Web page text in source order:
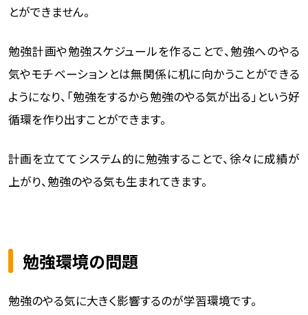
とができません。
勉強計画や勉強スケジュールを作ることで、勉強へのやる
気やモチベーションとは無関係に机に向かうことができる
ようになり、「勉強をするから勉強のやる気が出る」という好
循環を作り出すことができます。
計画を立ててシステム的に勉強することで、徐々に成績が
上がり、勉強のやる気も生まれてきます。
勉強環境の問題
勉強のやる気に大きく影響するのが学習環境です。